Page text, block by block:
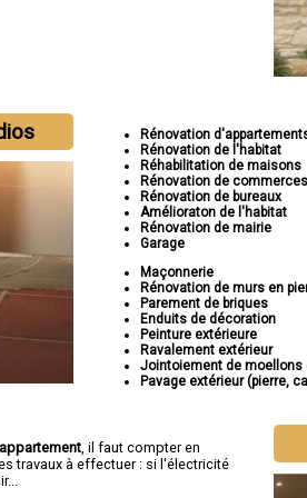
Rénovation
Rénovation de l'habitat
Réhabilitation de maisons
Rénovation de commerces
Rénovation de bureaux
Amélioraton de l'habitat
Rénovation de mairie
Garage
Maçonnerie
Rénovation de murs en
Parement de briques
Enduits de décoration
Peinture extérieure
Ravalement extérieur
Jointoiement de moellons
Pavage extérieur (pierre,
, il faut compter en
travaux à effectuer : si l'électricité